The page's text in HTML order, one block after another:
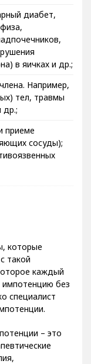
диабет,
в яичках и др.;
Например,
тел, травмы
др.;
приеме
сосуды);
которые
такой
каждый
импотенцию без
специалист
– это